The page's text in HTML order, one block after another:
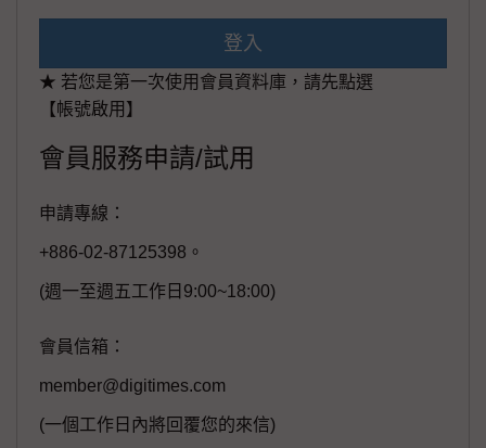
登入
★ 若您是第一次使用會員資料庫，請先點選
【帳號啟用】
會員服務申請/試用
申請專線：
+886-02-87125398。
(週一至週五工作日9:00~18:00)
會員信箱：
member@digitimes.com
(一個工作日內將回覆您的來信)